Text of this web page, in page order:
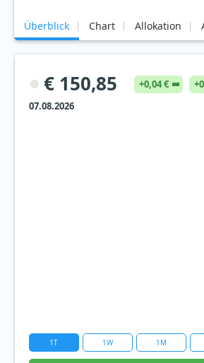
Überblick Chart Allokation
€ 150,85 +0,04 €
07.08.2026
1T 1W 1M